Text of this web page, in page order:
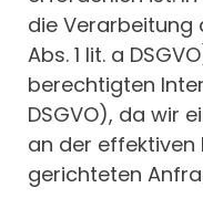
die Verarbeitung
Abs. 1 lit. a
berechtigten
DSGVO), da wir
an der effektiven
gerichteten